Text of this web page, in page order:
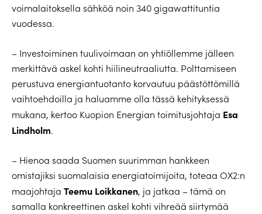
voimalaitoksella sähköä noin 340 gigawattituntia
vuodessa.
– Investoiminen tuulivoimaan on yhtiöllemme jälleen
merkittävä askel kohti hiilineutraaliutta. Polttamiseen
perustuva energiantuotanto korvautuu päästöttömillä
vaihtoehdoilla ja haluamme olla tässä kehityksessä
mukana, kertoo Kuopion Energian toimitusjohtaja Esa
Lindholm.
– Hienoa saada Suomen suurimman hankkeen
omistajiksi suomalaisia energiatoimijoita, toteaa OX2:n
maajohtaja Teemu Loikkanen, ja jatkaa – tämä on
samalla konkreettinen askel kohti vihreää siirtymää